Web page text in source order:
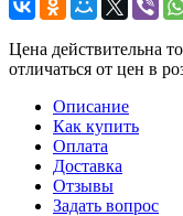
Цена действительна
отличаться от цен в
Описание
Как купить
Оплата
Доставка
Отзывы
Задать вопрос